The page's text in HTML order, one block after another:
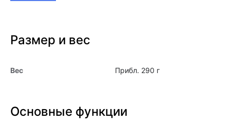
Размер и вес
Вес Прибл. 290 г
Основные функции